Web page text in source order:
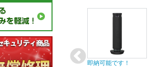
在庫あり！送料無料！
即納可能です！